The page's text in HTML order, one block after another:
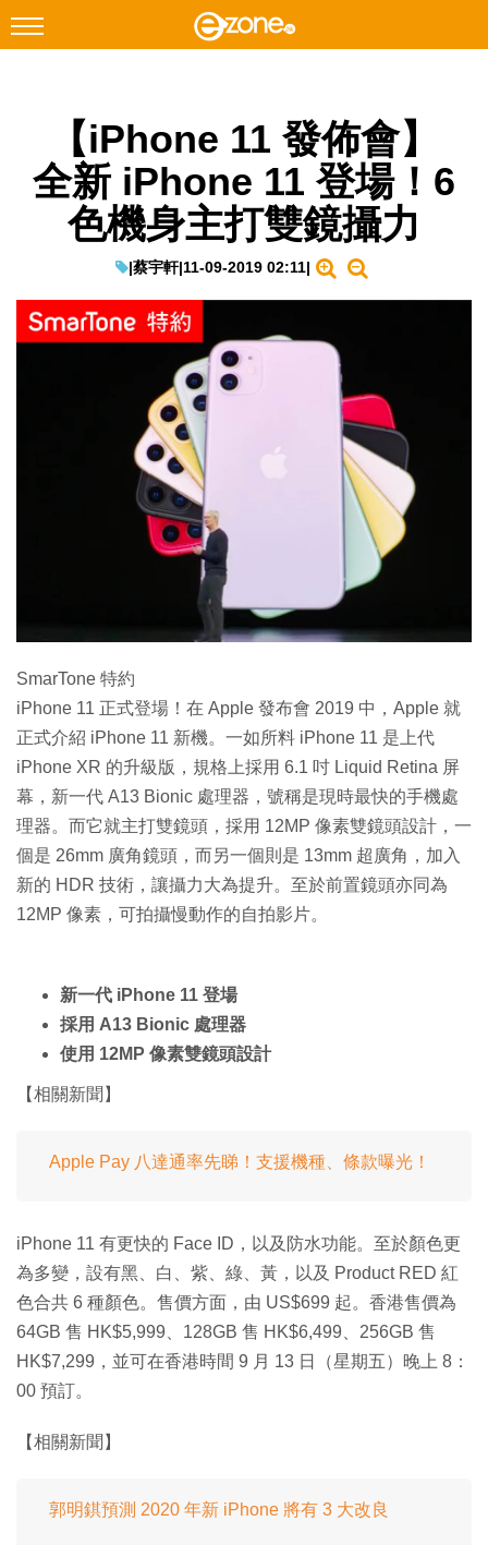
Facebook Instagram
科技焦點
網絡生活
教學評測
EduTech
生成式AI與雲端應用
Enterprise Digital Transformation
【iPhone 11 發佈會】
全新 iPhone 11 登場！6
色機身主打雙鏡攝力
|蔡宇軒|11-09-2019 02:11|
SmarTone 特約
iPhone 11 正式登場！在 Apple 發布會 2019 中，Apple 就
正式介紹 iPhone 11 新機。一如所料 iPhone 11 是上代
iPhone XR 的升級版，規格上採用 6.1 吋 Liquid Retina 屏
幕，新一代 A13 Bionic 處理器，號稱是現時最快的手機處
理器。而它就主打雙鏡頭，採用 12MP 像素雙鏡頭設計，一
個是 26mm 廣角鏡頭，而另一個則是 13mm 超廣角，加入
新的 HDR 技術，讓攝力大為提升。至於前置鏡頭亦同為
12MP 像素，可拍攝慢動作的自拍影片。
新一代 iPhone 11 登場
採用 A13 Bionic 處理器
使用 12MP 像素雙鏡頭設計
【相關新聞】
Apple Pay 八達通率先睇！支援機種、條款曝光！
iPhone 11 有更快的 Face ID，以及防水功能。至於顏色更
為多變，設有黑、白、紫、綠、黃，以及 Product RED 紅
色合共 6 種顏色。售價方面，由 US$699 起。香港售價為
64GB 售 HK$5,999、128GB 售 HK$6,499、256GB 售
HK$7,299，並可在香港時間 9 月 13 日（星期五）晚上 8：
00 預訂。
【相關新聞】
郭明錤預測 2020 年新 iPhone 將有 3 大改良